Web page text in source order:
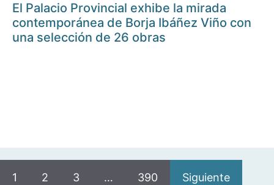
El Palacio Provincial exhibe la mirada
contemporánea de Borja Ibáñez Viño con
una selección de 26 obras
1 2 3 … 390 Siguiente